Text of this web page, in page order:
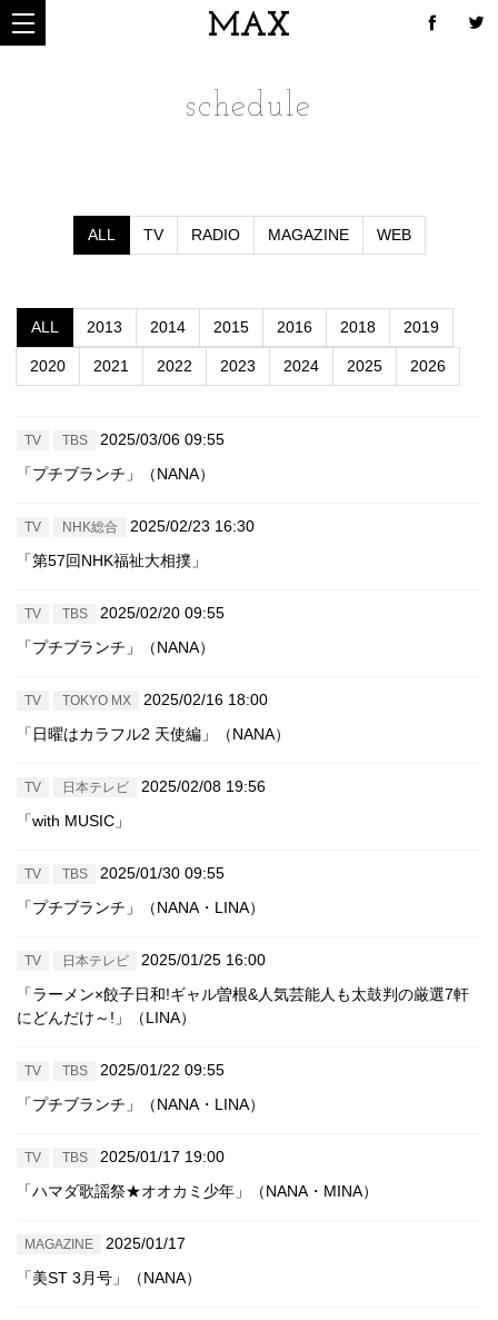
MAX
schedule
ALL TV RADIO MAGAZINE WEB
ALL 2013 2014 2015 2016 2018 2019
2020 2021 2022 2023 2024 2025 2026
TV TBS
2025/03/06 09:55
「プチブランチ」（NANA）
TV NHK総合
2025/02/23 16:30
「第57回NHK福祉大相撲」
TV TBS
2025/02/20 09:55
「プチブランチ」（NANA）
TV TOKYO MX
2025/02/16 18:00
「日曜はカラフル2 天使編」（NANA）
TV 日本テレビ
2025/02/08 19:56
「with MUSIC」
TV TBS
2025/01/30 09:55
「プチブランチ」（NANA・LINA）
TV 日本テレビ
2025/01/25 16:00
「ラーメン×餃子日和!ギャル曽根&人気芸能人も太鼓判の厳選7軒
にどんだけ～!」（LINA）
TV TBS
2025/01/22 09:55
「プチブランチ」（NANA・LINA）
TV TBS
2025/01/17 19:00
「ハマダ歌謡祭★オオカミ少年」（NANA・MINA）
MAGAZINE
2025/01/17
「美ST 3月号」（NANA）